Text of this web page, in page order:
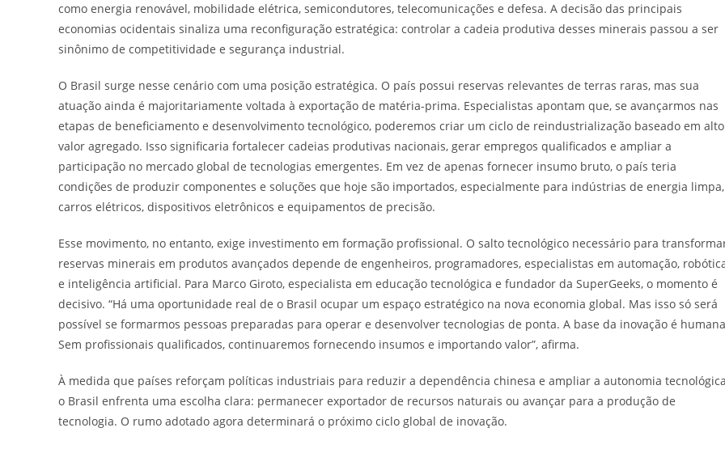
como energia renovável, mobilidade elétrica, semicondutores, telecomunicações e defesa. A decisão das principais
economias ocidentais sinaliza uma reconfiguração estratégica: controlar a cadeia produtiva desses minerais passou a ser
sinônimo de competitividade e segurança industrial.
O Brasil surge nesse cenário com uma posição estratégica. O país possui reservas relevantes de terras raras, mas sua
atuação ainda é majoritariamente voltada à exportação de matéria-prima. Especialistas apontam que, se avançarmos nas
etapas de beneficiamento e desenvolvimento tecnológico, poderemos criar um ciclo de reindustrialização baseado em alto
valor agregado. Isso significaria fortalecer cadeias produtivas nacionais, gerar empregos qualificados e ampliar a
participação no mercado global de tecnologias emergentes. Em vez de apenas fornecer insumo bruto, o país teria
condições de produzir componentes e soluções que hoje são importados, especialmente para indústrias de energia limpa,
carros elétricos, dispositivos eletrônicos e equipamentos de precisão.
Esse movimento, no entanto, exige investimento em formação profissional. O salto tecnológico necessário para
reservas minerais em produtos avançados depende de engenheiros, programadores, especialistas em automação,
e inteligência artificial. Para Marco Giroto, especialista em educação tecnológica e fundador da SuperGeeks, o momento é
decisivo. “Há uma oportunidade real de o Brasil ocupar um espaço estratégico na nova economia global. Mas isso só será
possível se formarmos pessoas preparadas para operar e desenvolver tecnologias de ponta. A base da inovação é
Sem profissionais qualificados, continuaremos fornecendo insumos e importando valor”, afirma.
À medida que países reforçam políticas industriais para reduzir a dependência chinesa e ampliar a autonomia
o Brasil enfrenta uma escolha clara: permanecer exportador de recursos naturais ou avançar para a produção de
tecnologia. O rumo adotado agora determinará o próximo ciclo global de inovação.